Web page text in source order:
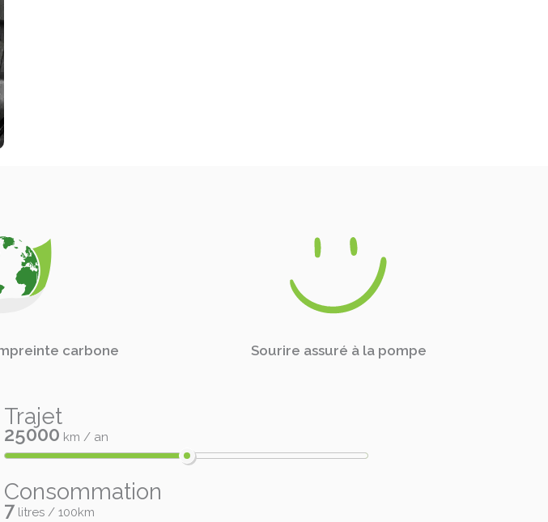
carbone Sourire assuré à la pompe
Trajet
25000 km / an
Consommation
7 litres / 100km